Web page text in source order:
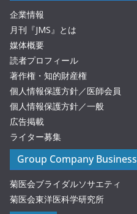
企業情報
月刊『JMS』とは
媒体概要
読者プロフィール
著作権・知的財産権
個人情報保護方針／医師会員
個人情報保護方針／一般
広告掲載
ライター募集
Group Company Business
菊医会ブライダルソサエティ
菊医会東洋医科学研究所